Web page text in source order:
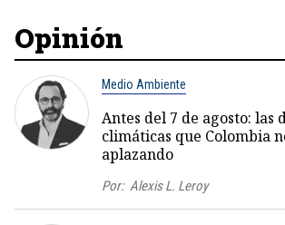
Opinión
Medio Ambiente
Antes del 7 de agosto: las
climáticas que Colombia
aplazando
Por: Alexis L. Leroy